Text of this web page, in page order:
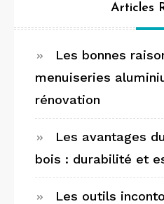
Articles
Les bonnes
menuiseries
rénovation
Les avantages
bois : durabilité et
Les outils